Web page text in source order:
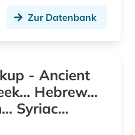
Zur Datenbank
Hebrew...
Syriac...